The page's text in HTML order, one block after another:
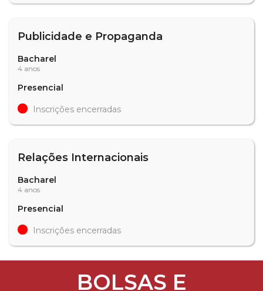
Publicidade e Propaganda
Bacharel
4 anos
Presencial
Inscrições encerradas
Relações Internacionais
Bacharel
4 anos
Presencial
Inscrições encerradas
BOLSAS E